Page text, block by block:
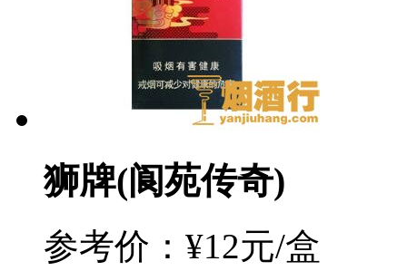
狮牌(阆苑传奇)
参考价：¥12元/盒